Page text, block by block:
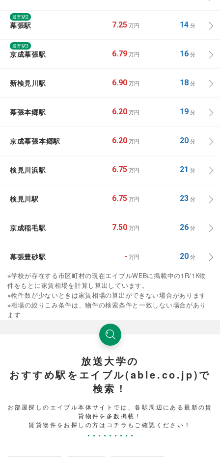
最寄駅2
幕張駅 7.25 万円 14分
最寄駅3
京成幕張駅 6.79 万円 16分
新検見川駅 6.90 万円 18分
幕張本郷駅 6.20 万円 19分
京成幕張本郷駅 6.20 万円 20分
検見川浜駅 6.75 万円 21 分
検見川駅 6.75 万円 23分
京成稲毛駅 7.50 万円 26分
幕張豊砂駅 - 万円 20分
※学校が存在する市区町村の現在エイブルWEBに掲載中の1R/1K物
件をもとに家賃相場を計算し算出しています。
※物件数が少ないときは家賃相場の算出ができない場合があります
※相場の絞りこみ条件は、物件の検索条件と一致しない場合があり
ます
放送大学の
おすすめ駅をエイブル(able.co.jp)で
検索！
お部屋探しのエイブル本体サイトでは、各駅周辺にある最新の賃
貸物件を多数掲載！
賃貸物件をお探しの方はコチラもご確認ください！